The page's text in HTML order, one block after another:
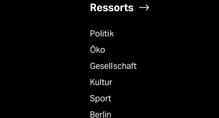
Ressorts
Politik
Öko
Gesellschaft
Kultur
Sport
Berlin